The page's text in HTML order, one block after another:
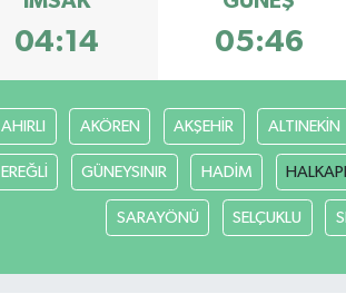
04:14 05:46
AHIRLI AKÖREN AKŞEHİR ALTINEKİN
EREĞLİ GÜNEYSINIR HADİM
SARAYÖNÜ SELÇUKLU